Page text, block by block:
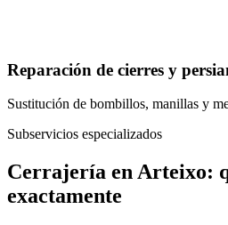
Reparación de cierres y
Sustitución de bombillos, manillas y
Subservicios especializados
Cerrajería en Arteixo:
exactamente